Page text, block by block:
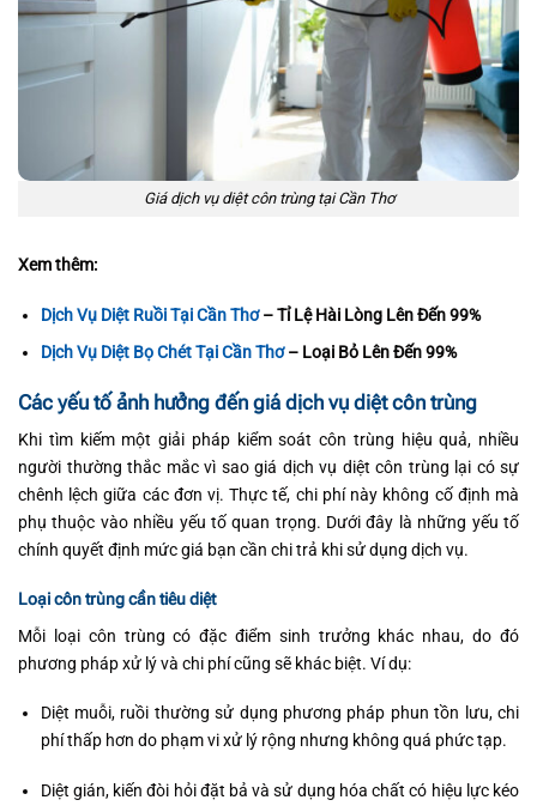
Giá dịch vụ diệt côn trùng tại Cần Thơ
Xem thêm:
Dịch Vụ Diệt Ruồi Tại Cần Thơ– Tỉ Lệ Hài Lòng Lên Đến 99%
Dịch Vụ Diệt Bọ Chét Tại Cần Thơ– Loại Bỏ Lên Đến 99%
Các yếu tố ảnh hưởng đến giá dịch vụ diệt côn trùng
Khi tìm kiếm một giải pháp kiểm soát côn trùng hiệu quả, nhiều
người thường thắc mắc vì sao giá dịch vụ diệt côn trùng lại có sự
chênh lệch giữa các đơn vị. Thực tế, chi phí này không cố định mà
phụ thuộc vào nhiều yếu tố quan trọng. Dưới đây là những yếu tố
chính quyết định mức giá bạn cần chi trả khi sử dụng dịch vụ.
Loại côn trùng cần tiêu diệt
Mỗi loại côn trùng có đặc điểm sinh trưởng khác nhau, do đó
phương pháp xử lý và chi phí cũng sẽ khác biệt. Ví dụ:
Diệt muỗi, ruồi thường sử dụng phương pháp phun tồn lưu, chi
phí thấp hơn do phạm vi xử lý rộng nhưng không quá phức tạp.
Diệt gián, kiến đòi hỏi đặt bả và sử dụng hóa chất có hiệu lực kéo